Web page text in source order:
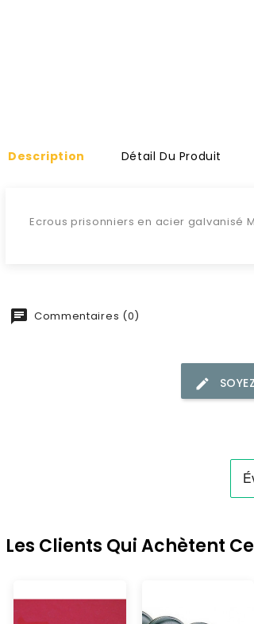
Description Détail Du Produit
Ecrous prisonniers en acier galvanisé
Commentaires (0)
Les Clients Qui Achètent